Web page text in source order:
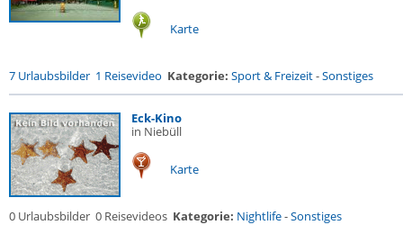
Karte
7 Urlaubsbilder 1 Reisevideo Kategorie: Sport & Freizeit-Sonstiges
Eck-Kino
in Niebüll
Karte
0 Urlaubsbilder 0 Reisevideos Kategorie: Nightlife-Sonstiges